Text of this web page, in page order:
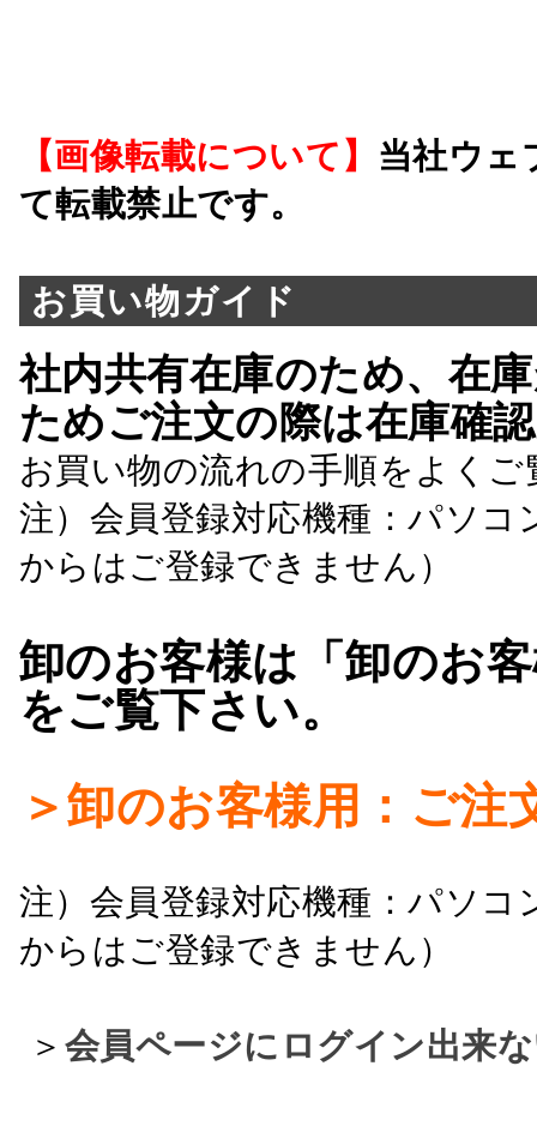
【画像転載について】 当社ウェ
て転載禁止です。
お買い物ガイド
社内共有在庫のため、在
ためご注文の際は在庫確
お買い物の流れの手順をよくご
注）会員登録対応機種：パソ
からはご登録できません）
卸のお客様は「卸のお
をご覧下さい。
＞卸のお客様用：ご注
注）会員登録対応機種：パソ
からはご登録できません）
＞ 会員ページにログイン出来